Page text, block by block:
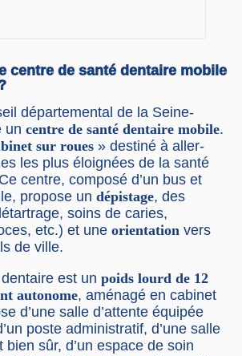
centre de santé dentaire mobile
départemental de la Seine-
un centre de santé dentaire mobile.
sur roues » destiné à aller-
les plus éloignées de la santé
centre, composé d’un bus et
propose un dépistage, des
soins de caries,
etc.) et une orientation vers
de ville.
est un poids lourd de 12
autonome, aménagé en cabinet
d’une salle d’attente équipée
poste administratif, d’une salle
sûr, d’un espace de soin